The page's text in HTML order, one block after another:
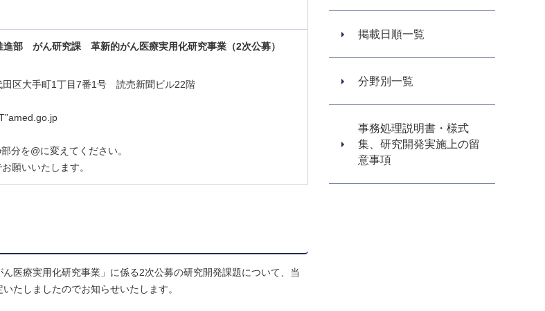
進部 がん研究課
革新的がん医療実用化研究事業（2次公募）
区大手町1丁目7番1号 読売新聞ビル22階
分を@に変えてください。
願いいたします。
医療実用化研究事業」に係る2次公募の研究開発課題について、当
たしましたのでお知らせいたします。
掲載日順一覧
分野別一覧
事務処理説明書・様式
集、研究開発実施上の留
意事項